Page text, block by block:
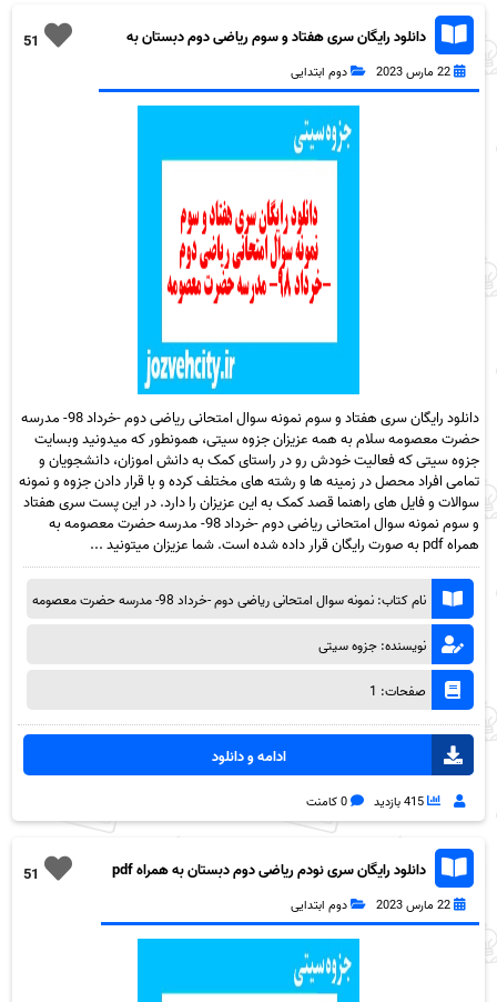
51
دانلود رایگان سری هفتاد و سوم ریاضی دوم دبستان به
22 مارس 2023 دوم ابتدایی
دانلود رایگان سری هفتاد و سوم نمونه سوال امتحانی ریاضی دوم -خرداد 98- مدرسه
حضرت معصومه سلام به همه عزیزان جزوه سیتی، همونطور که میدونید وبسایت
جزوه سیتی که فعالیت خودش رو در راستای کمک به دانش اموزان، دانشجویان و
تمامی افراد محصل در زمینه ها و رشته های مختلف کرده و با قرار دادن جزوه و نمونه
سوالات و فایل های راهنما قصد کمک به این عزیزان را دارد. در این پست سری هفتاد
و سوم نمونه سوال امتحانی ریاضی دوم -خرداد 98- مدرسه حضرت معصومه به
همراه pdf به صورت رایگان قرار داده شده است. شما عزیزان میتونید ...
نام کتاب: نمونه سوال امتحانی ریاضی دوم -خرداد 98- مدرسه حضرت معصومه
نویسنده: جزوه سیتی
صفحات: 1
ادامه و دانلود
415 بازدید 0 کامنت
51 دانلود رایگان سری نودم ریاضی دوم دبستان به همراه pdf
22 مارس 2023 دوم ابتدایی